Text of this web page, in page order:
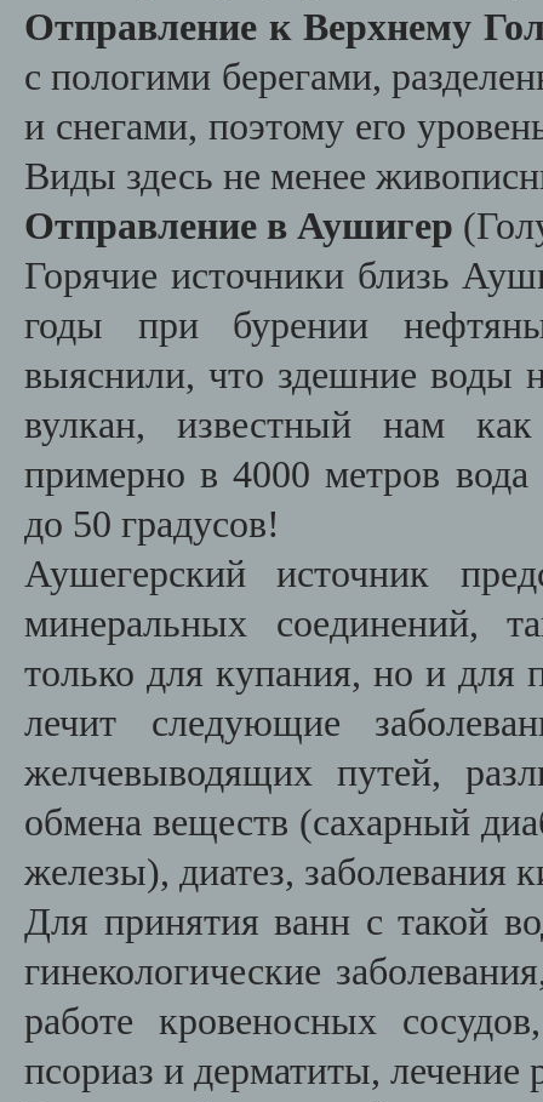
Отправление к Верхнему
с пологими берегами,
и снегами, поэтому его
Виды здесь не менее
Отправление в Аушигер
Горячие источники близь
годы при бурении
выяснили, что здешние воды
вулкан, известный нам
примерно в 4000 метров вода
до 50 градусов!
Аушегерский источник
минеральных соединений,
только для купания, но и для
лечит следующие
желчевыводящих путей,
обмена веществ (сахарный
железы), диатез, заболевания
Для принятия ванн с такой
гинекологические
работе кровеносных
псориаз и дерматиты,